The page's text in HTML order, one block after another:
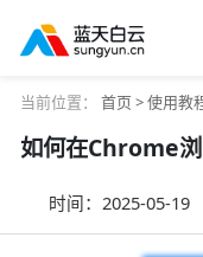
当前位置： 首页 >使用教
时间：2025-05-19